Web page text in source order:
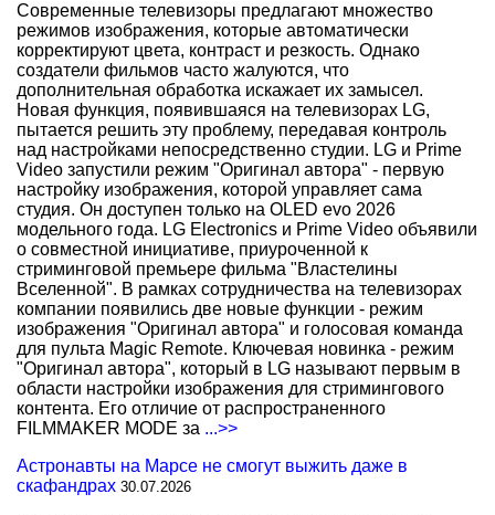
Современные телевизоры предлагают множество
режимов изображения, которые автоматически
корректируют цвета, контраст и резкость. Однако
создатели фильмов часто жалуются, что
дополнительная обработка искажает их замысел.
Новая функция, появившаяся на телевизорах LG,
пытается решить эту проблему, передавая контроль
над настройками непосредственно студии. LG и Prime
Video запустили режим "Оригинал автора" - первую
настройку изображения, которой управляет сама
студия. Он доступен только на OLED evo 2026
модельного года. LG Electronics и Prime Video объявили
о совместной инициативе, приуроченной к
стриминговой премьере фильма "Властелины
Вселенной". В рамках сотрудничества на телевизорах
компании появились две новые функции - режим
изображения "Оригинал автора" и голосовая команда
для пульта Magic Remote. Ключевая новинка - режим
"Оригинал автора", который в LG называют первым в
области настройки изображения для стримингового
контента. Его отличие от распространенного
FILMMAKER MODE за ...>>
Астронавты на Марсе не смогут выжить даже в
скафандрах 30.07.2026